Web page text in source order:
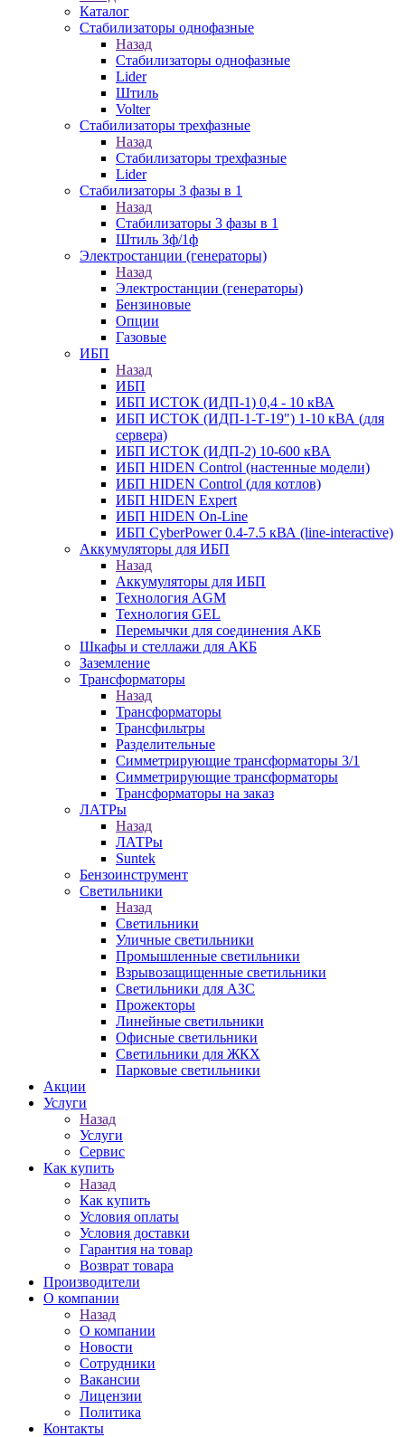
Каталог
Стабилизаторы однофазные
Назад
Стабилизаторы однофазные
Lider
Штиль
Volter
Стабилизаторы трехфазные
Назад
Стабилизаторы трехфазные
Lider
Стабилизаторы 3 фазы в 1
Назад
Стабилизаторы 3 фазы в 1
Штиль 3ф/1ф
Электростанции (генераторы)
Назад
Электростанции (генераторы)
Бензиновые
Опции
Газовые
ИБП
Назад
ИБП
ИБП ИСТОК (ИДП-1) 0,4 - 10 кВА
ИБП ИСТОК (ИДП-1-Т-19") 1-10 кВА (для
сервера)
ИБП ИСТОК (ИДП-2) 10-600 кВА
ИБП HIDEN Control (настенные модели)
ИБП HIDEN Control (для котлов)
ИБП HIDEN Expert
ИБП HIDEN On-Line
ИБП CyberPower 0.4-7.5 кВА (line-interactive)
Аккумуляторы для ИБП
Назад
Аккумуляторы для ИБП
Технология AGM
Технология GEL
Перемычки для соединения АКБ
Шкафы и стеллажи для АКБ
Заземление
Трансформаторы
Назад
Трансформаторы
Трансфильтры
Разделительные
Симметрирующие трансформаторы 3/1
Симметрирующие трансформаторы
Трансформаторы на заказ
ЛАТРы
Назад
ЛАТРы
Suntek
Бензоинструмент
Светильники
Назад
Светильники
Уличные светильники
Промышленные светильники
Взрывозащищенные светильники
Светильники для АЗС
Прожекторы
Линейные светильники
Офисные светильники
Светильники для ЖКХ
Парковые светильники
Акции
Услуги
Назад
Услуги
Сервис
Как купить
Назад
Как купить
Условия оплаты
Условия доставки
Гарантия на товар
Возврат товара
Производители
О компании
Назад
О компании
Новости
Сотрудники
Вакансии
Лицензии
Политика
Контакты